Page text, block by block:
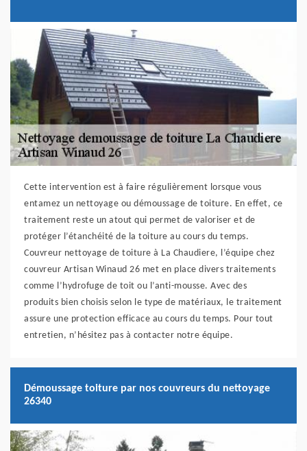
Cette intervention est à faire régulièrement lorsque vous
entamez un nettoyage ou démoussage de toiture. En effet, ce
traitement reste un atout qui permet de valoriser et de
protéger l’étanchéité de la toiture au cours du temps.
Couvreur nettoyage de toiture à La Chaudiere, l’équipe chez
couvreur Artisan Winaud 26 met en place divers traitements
comme l’hydrofuge de toit ou l’anti-mousse. Avec des
produits bien choisis selon le type de matériaux, le traitement
assure une protection efficace au cours du temps. Pour tout
entretien, n’hésitez pas à contacter notre équipe.
Démoussage toiture par nos couvreurs du nettoyage
26340